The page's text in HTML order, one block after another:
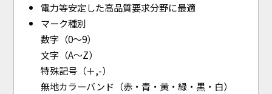
電力等安定した高品質要求分野に最適
マーク種別
数字（0～9）
文字（A～Z）
特殊記号（＋,-）
無地カラーバンド（赤・青・黄・緑・黒・白）